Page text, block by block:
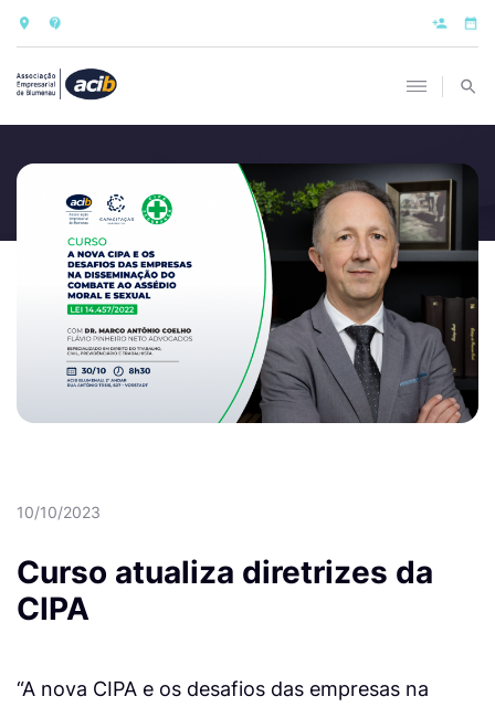
10/10/2023
Curso atualiza diretrizes da
CIPA
“A nova CIPA e os desafios das empresas na